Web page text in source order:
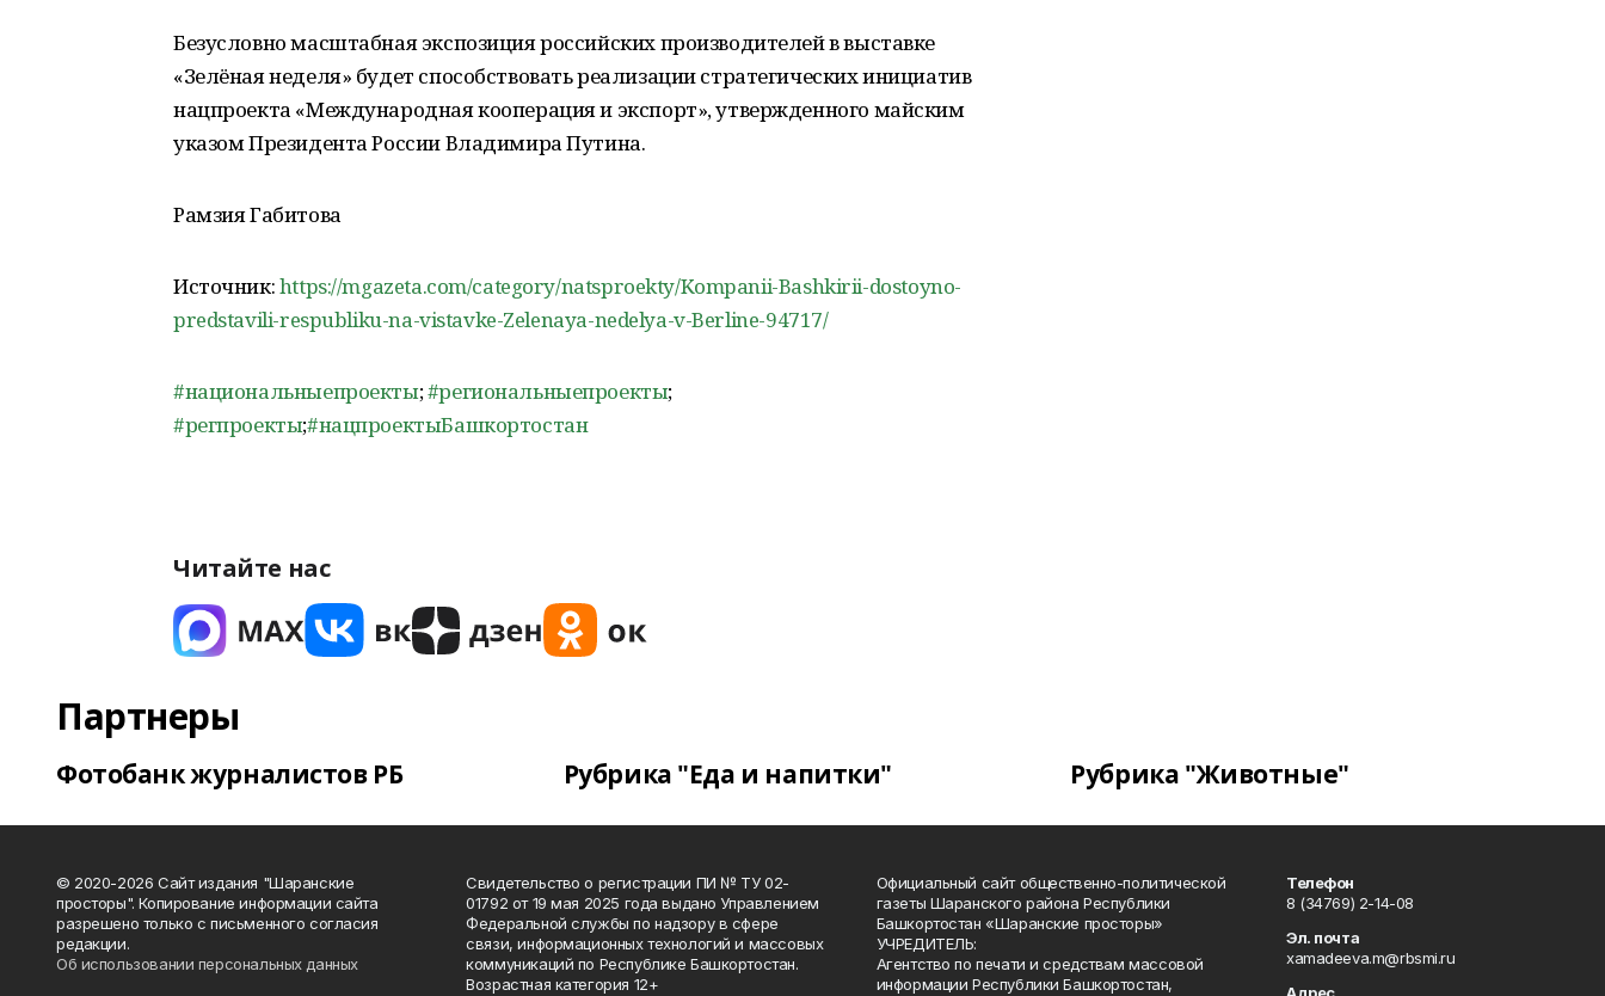
Безусловно масштабная экспозиция российских производителей в выставке
«Зелёная неделя» будет способствовать реализации стратегических инициатив
нацпроекта «Международная кооперация и экспорт», утвержденного майским
указом Президента России Владимира Путина.
Рамзия Габитова
Источник:https://mgazeta.com/category/natsproekty/Kompanii-Bashkirii-dostoyno-
predstavili-respubliku-na-vistavke-Zelenaya-nedelya-v-Berline-94717/
#национальныепроекты;#региональныепроекты;
#регпроекты;#нацпроектыБашкортостан
Читайте нас
Партнеры
Фотобанк журналистов РБ Рубрика "Еда и напитки" Рубрика "Животные"
© 2020-2026 Сайт издания "Шаранские
просторы". Копирование информации сайта
разрешено только с письменного согласия
редакции.
Об использовании персональных данных
Свидетельство о регистрации ПИ № ТУ 02-
01792 от 19 мая 2025 года выдано Управлением
Федеральной службы по надзору в сфере
связи, информационных технологий и массовых
коммуникаций по Республике Башкортостан.
Возрастная категория 12+
Официальный сайт общественно-политической
газеты Шаранского района Республики
Башкортостан «Шаранские просторы»
УЧРЕДИТЕЛЬ:
Агентство по печати и средствам массовой
информации Республики Башкортостан,
Телефон
8 (34769) 2-14-08
Эл. почта
xamadeeva.m@rbsmi.ru